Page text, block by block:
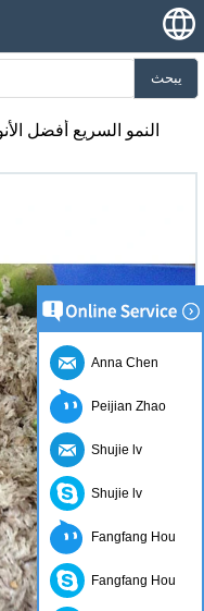
يبحث
Anna Chen
Peijian Zhao
Shujie lv
Shujie lv
Fangfang Hou
Fangfang Hou